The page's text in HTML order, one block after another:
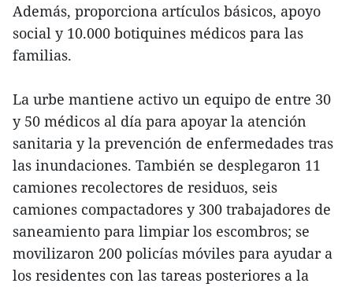
Además, proporciona artículos básicos, apoyo
social y 10.000 botiquines médicos para las
familias.
La urbe mantiene activo un equipo de entre 30
y 50 médicos al día para apoyar la atención
sanitaria y la prevención de enfermedades tras
las inundaciones. También se desplegaron 11
camiones recolectores de residuos, seis
camiones compactadores y 300 trabajadores de
saneamiento para limpiar los escombros; se
movilizaron 200 policías móviles para ayudar a
los residentes con las tareas posteriores a la